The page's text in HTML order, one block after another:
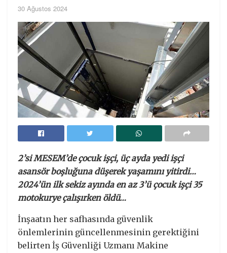
30 Ağustos 2024
2’si MESEM’de çocuk işçi, üç ayda yedi işçi
asansör boşluğuna düşerek yaşamını yitirdi…
2024’ün ilk sekiz ayında en az 3’ü çocuk işçi 35
motokurye çalışırken öldü…
İnşaatın her safhasında güvenlik
önlemlerinin güncellenmesinin gerektiğini
belirten İş Güvenliği Uzmanı Makine